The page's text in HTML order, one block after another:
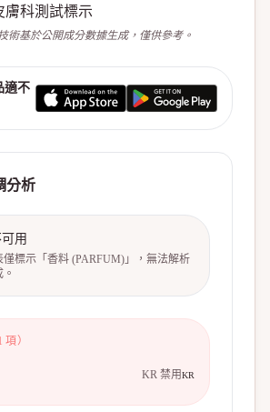
膚科測試標示
術基於公開成分數據生成，僅供參考。
適不
分析
用
僅標示「香料 (PARFUM)」，無法解析
項）
KR 禁用KR